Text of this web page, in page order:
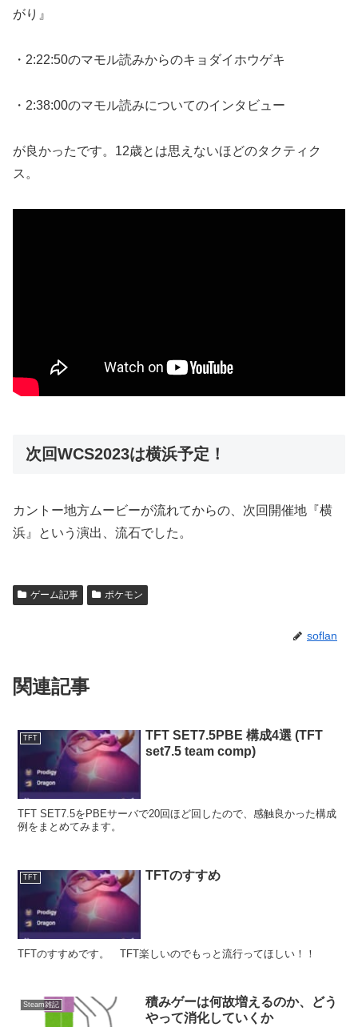
がり』
・2:22:50のマモル読みからのキョダイホウゲキ
・2:38:00のマモル読みについてのインタビュー
が良かったです。12歳とは思えないほどのタクティク
ス。
次回WCS2023は横浜予定！
カントー地方ムービーが流れてからの、次回開催地『横
浜』という演出、流石でした。
ゲーム記事 ポケモン
soflan
関連記事
TFT
TFT SET7.5PBE 構成4選 (TFT
set7.5 team comp)
TFT SET7.5をPBEサーバで20回ほど回したので、感触良かった構成
例をまとめてみます。
TFT TFTのすすめ
TFTのすすめです。 TFT楽しいのでもっと流行ってほしい！！
Steam雑記
積みゲーは何故増えるのか、どう
やって消化していくか